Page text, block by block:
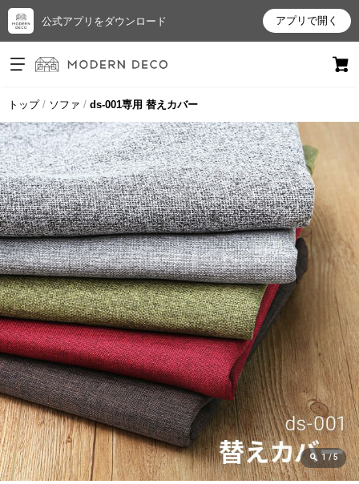
公式アプリをダウンロード アプリで開く
ログイン
新規会員登録
お
気
に
入
り
ア
イ
テ
ム
最
近
チ
ェ
ッ
ク
し
た
トップ ソファ ds-001専用 替えカバー
1/5